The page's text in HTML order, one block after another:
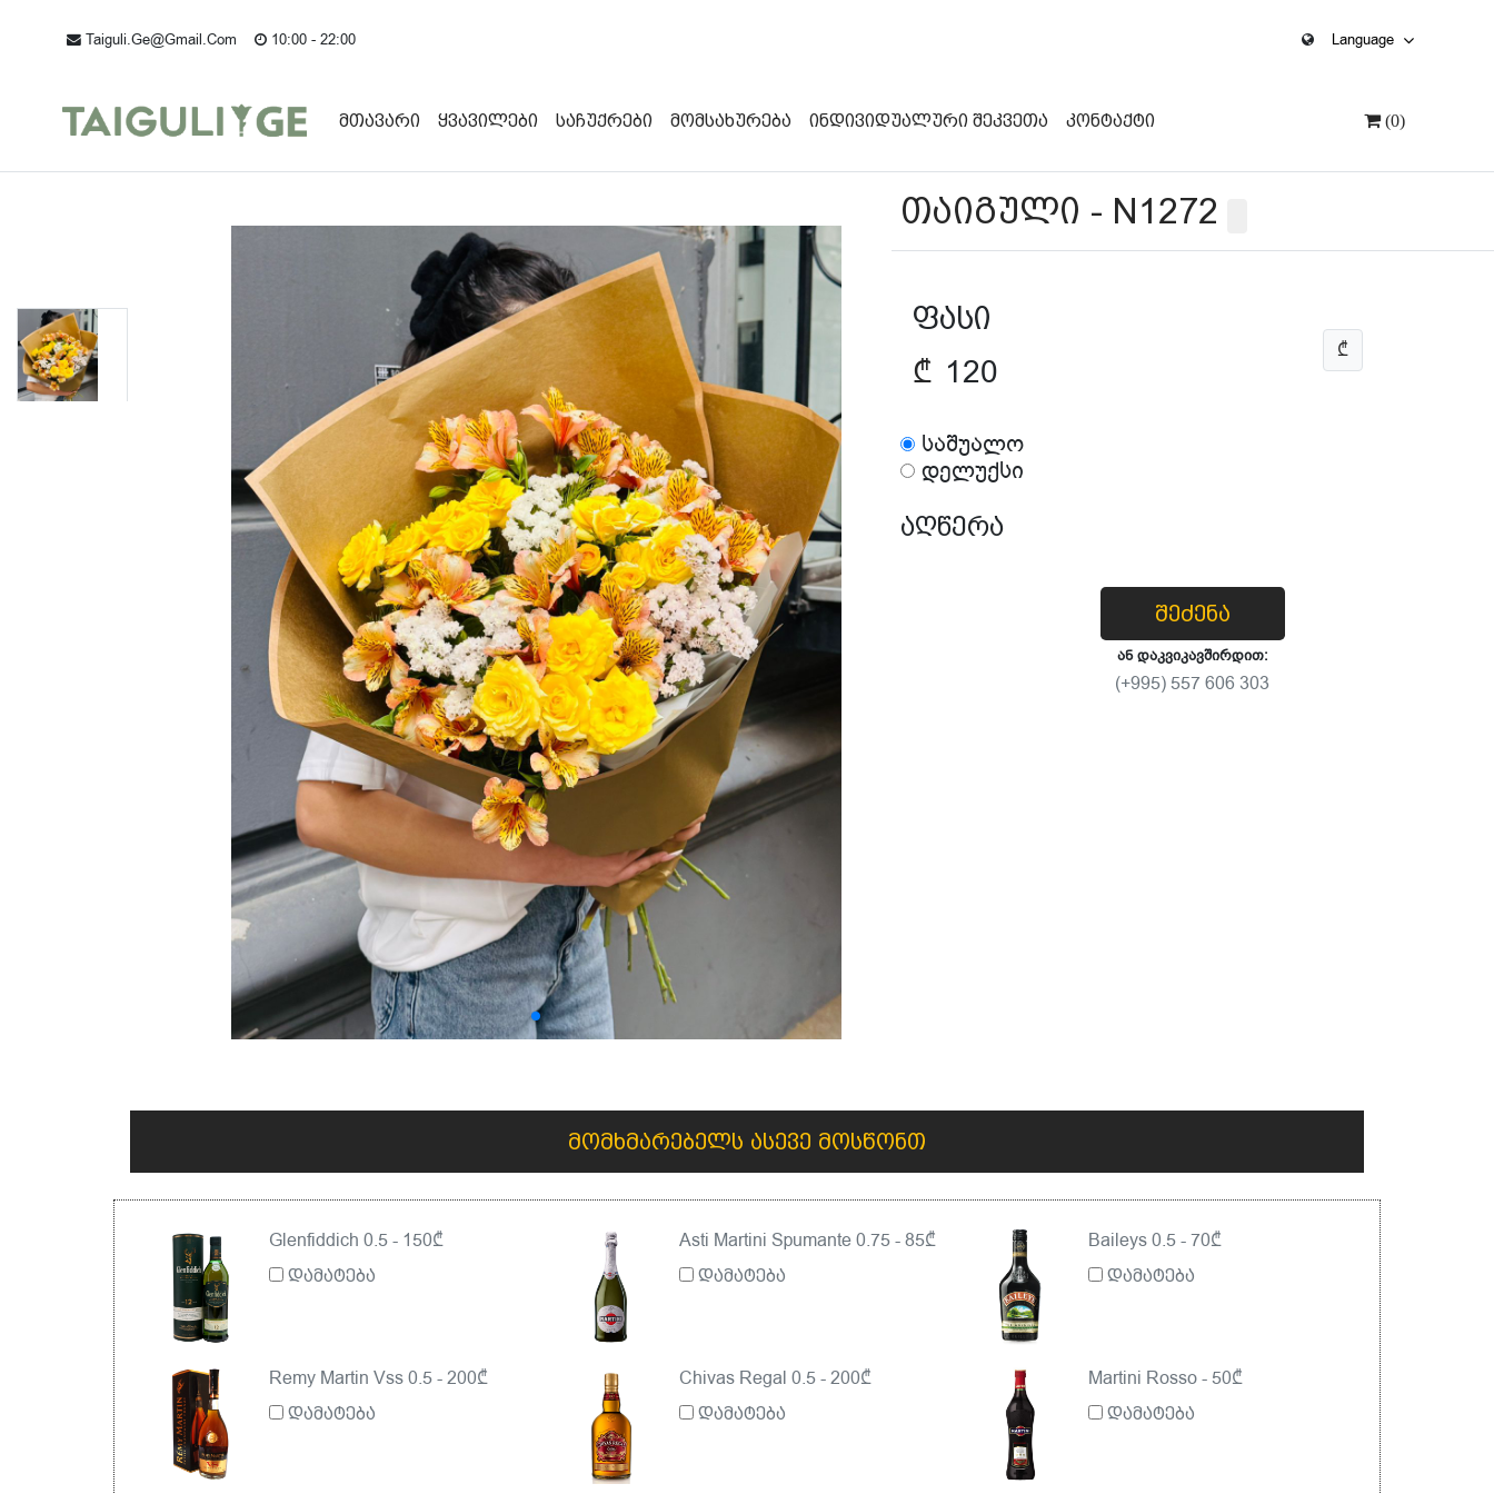
Taiguli.ge@gmail.com 10:00 - 22:00 Language
Მთავარი Ყვავილები Საჩუქრები Მომსახურება Ინდივიდუალური Შეკვეთა Კონტაქტი (0)
თაიგული - N1272
ფასი
₾ 120
₾
საშუალო
დელუქსი
აღწერა
შეძენა
ან დაკვიკავშირდით:
(+995) 557 606 303
მომხმარებელს ასევე მოსწონთ
Glenfiddich 0.5 - 150₾
დამატება
Asti Martini Spumante 0.75 - 85₾
დამატება
Baileys 0.5 - 70₾
დამატება
Remy Martin Vss 0.5 - 200₾
დამატება
Chivas Regal 0.5 - 200₾
დამატება
Martini Rosso - 50₾
დამატება